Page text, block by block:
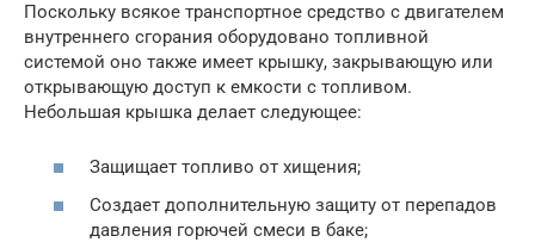
Поскольку всякое транспортное средство с двигателем
внутреннего сгорания оборудовано топливной
системой оно также имеет крышку, закрывающую или
открывающую доступ к емкости с топливом.
Небольшая крышка делает следующее:
Защищает топливо от хищения;
Создает дополнительную защиту от перепадов
давления горючей смеси в баке;